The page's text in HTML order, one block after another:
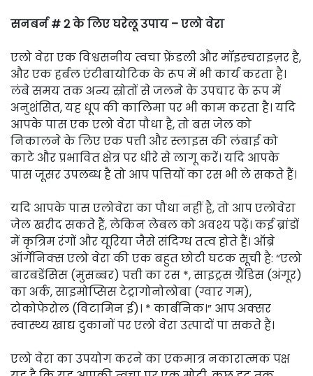
सनबर्न # 2 के लिए घरेलू उपाय – एलो वेरा
एलो वेरा एक विश्वसनीय त्वचा फ्रेंडली और मॉइस्चराइज़र है,
और एक हर्बल एंटीबायोटिक के रूप में भी कार्य करता है।
लंबे समय तक अन्य स्रोतों से जलने के उपचार के रूप में
अनुशंसित, यह धूप की कालिमा पर भी काम करता है। यदि
आपके पास एक एलो वेरा पौधा है, तो बस जेल को
निकालने के लिए एक पत्ती और स्लाइस की लंबाई को
काटे और प्रभावित क्षेत्र पर धीरे से लागू करें। यदि आपके
पास जूसर उपलब्ध है तो आप पत्तियों का रस भी ले सकते हैं।
यदि आपके पास एलोवेरा का पौधा नहीं है, तो आप एलोवेरा
जेल खरीद सकते हैं, लेकिन लेबल को अवश्य पढ़ें। कई ब्रांडों
में कृत्रिम रंगों और यूरिया जैसे संदिग्ध तत्व होते हैं। ऑब्रे
ऑर्गेनिक्स एलो वेरा की एक बहुत छोटी घटक सूची है: “एलो
बारबडेंसिस (मुसब्बर) पत्ती का रस *, साइट्रस ग्रैंडिस (अंगूर)
का अर्क, साइमोप्सिस टेट्रागोनोलोबा (ग्वार गम),
टोकोफेरोल (विटामिन ई)। * कार्बनिक।” आप अक्सर
स्वास्थ्य खाद्य दुकानों पर एलो वेरा उत्पादों पा सकते हैं।
एलो वेरा का उपयोग करने का एकमात्र नकारात्मक पक्ष